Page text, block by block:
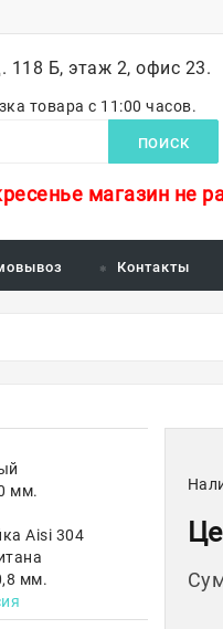
118 Б, этаж 2, офис 23.
товара с 11:00 часов.
ПОИСК
магазин не
Контакты
мм.
Aisi 304
мм.